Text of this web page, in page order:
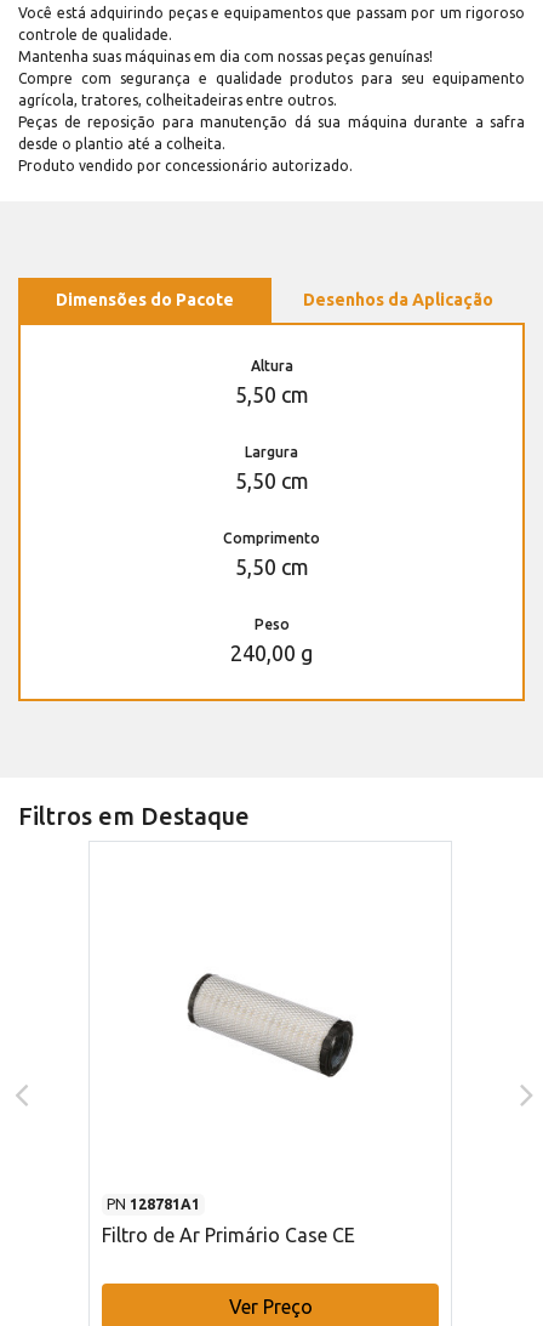
Você está adquirindo peças e equipamentos que passam por um rigoroso
controle de qualidade.
Mantenha suas máquinas em dia com nossas peças genuínas!
Compre com segurança e qualidade produtos para seu equipamento
agrícola, tratores, colheitadeiras entre outros.
Peças de reposição para manutenção dá sua máquina durante a safra
desde o plantio até a colheita.
Produto vendido por concessionário autorizado.
Dimensões do Pacote Desenhos da Aplicação
Altura
5,50 cm
Largura
5,50 cm
Comprimento
5,50 cm
Peso
240,00 g
Filtros em Destaque
PN 128781A1
Filtro de Ar Primário Case CE
Ver Preço